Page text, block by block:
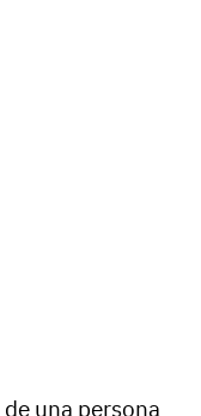
una persona